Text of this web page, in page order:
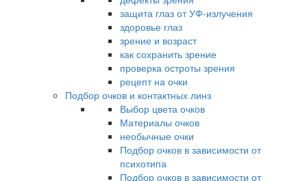
защита глаз от УФ-излучения
здоровье глаз
зрение и возраст
как сохранить зрение
проверка остроты зрения
рецепт на очки
Подбор очков и контактных линз
Выбор цвета очков
Материалы очков
необычные очки
Подбор очков в зависимости от
психотипа
Подбор очков в зависимости от